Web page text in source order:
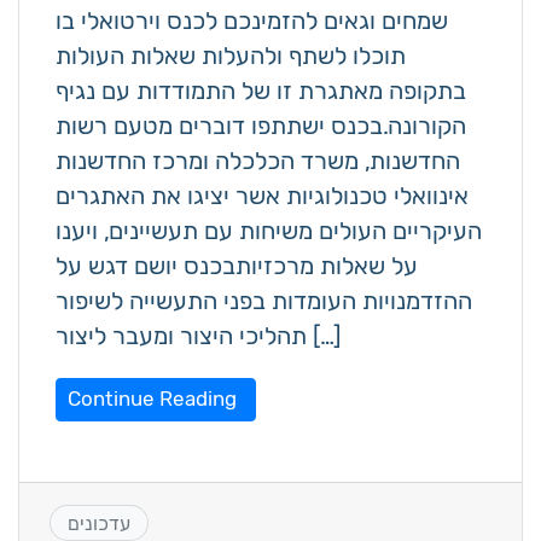
שמחים וגאים להזמינכם לכנס וירטואלי בו
תוכלו לשתף ולהעלות שאלות העולות
בתקופה מאתגרת זו של התמודדות עם נגיף
הקורונה.בכנס ישתתפו דוברים מטעם רשות
החדשנות, משרד הכלכלה ומרכז החדשנות
אינוואלי טכנולוגיות אשר יציגו את האתגרים
העיקריים העולים משיחות עם תעשיינים, ויענו
על שאלות מרכזיותבכנס יושם דגש על
ההזדמנויות העומדות בפני התעשייה לשיפור
תהליכי היצור ומעבר ליצור […]
Continue Reading
עדכונים